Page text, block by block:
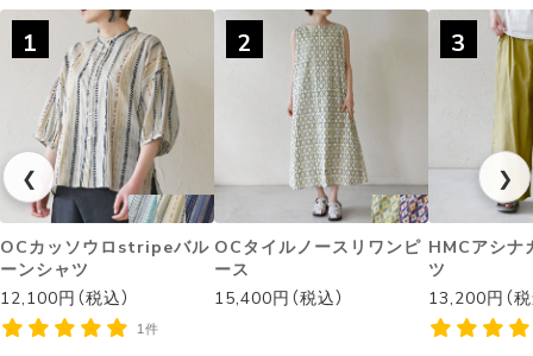
❮
1
OCカッソウロstripeバル
ーンシャツ
12,100円（税込）
1件
2
OCタイルノースリワンピ
ース
15,400円（税込）
3
HMCアシナ
ツ
13,200円（税
❯